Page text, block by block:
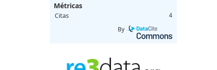
Métricas
Citas 4
By